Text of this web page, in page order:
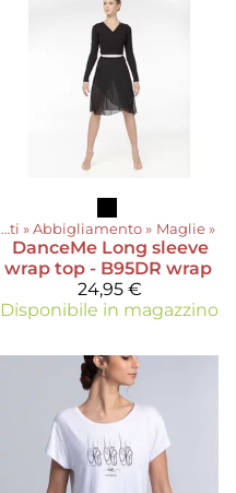
Prodotti ‪» Abbigliamento ‪» Maglie ‪»
DanceMe Long sleeve
wrap top - B95DR wrap
24,95 €
Disponibile in magazzino